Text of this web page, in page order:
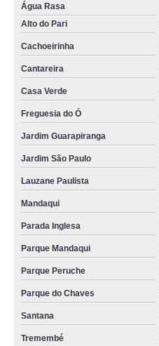
Água Rasa
Alto do Pari
Cachoeirinha
Cantareira
Casa Verde
Freguesia do Ó
Jardim Guarapiranga
Jardim São Paulo
Lauzane Paulista
Mandaqui
Parada Inglesa
Parque Mandaqui
Parque Peruche
Parque do Chaves
Santana
Tremembé